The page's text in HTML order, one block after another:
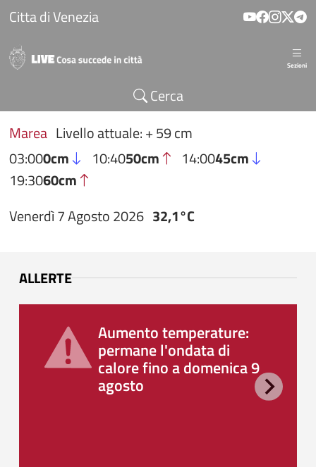
Salta al contenuto principale
Citta di Venezia
Sezioni
Cerca
Marea Livello attuale: + 59 cm
03:000cm 10:4050cm 14:0045cm
19:3060cm
Venerdì 7 Agosto 2026 32,1°C
ALLERTE
Aumento temperature:
permane l'ondata di
calore fino a domenica 9
agosto